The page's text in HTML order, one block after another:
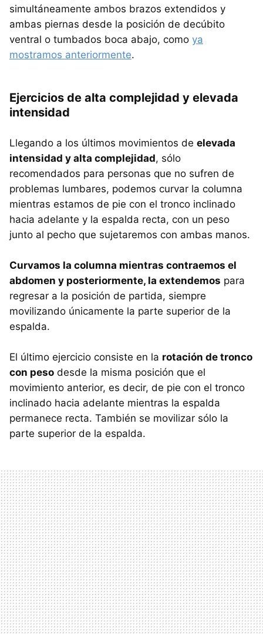
simultáneamente ambos brazos extendidos y
ambas piernas desde la posición de decúbito
ventral o tumbados boca abajo, como ya
mostramos anteriormente.
Ejercicios de alta complejidad y elevada
intensidad
Llegando a los últimos movimientos de elevada
intensidad y alta complejidad, sólo
recomendados para personas que no sufren de
problemas lumbares, podemos curvar la columna
mientras estamos de pie con el tronco inclinado
hacia adelante y la espalda recta, con un peso
junto al pecho que sujetaremos con ambas manos.
Curvamos la columna mientras contraemos el
abdomen y posteriormente, la extendemos para
regresar a la posición de partida, siempre
movilizando únicamente la parte superior de la
espalda.
El último ejercicio consiste en la rotación de tronco
con peso desde la misma posición que el
movimiento anterior, es decir, de pie con el tronco
inclinado hacia adelante mientras la espalda
permanece recta. También se movilizar sólo la
parte superior de la espalda.